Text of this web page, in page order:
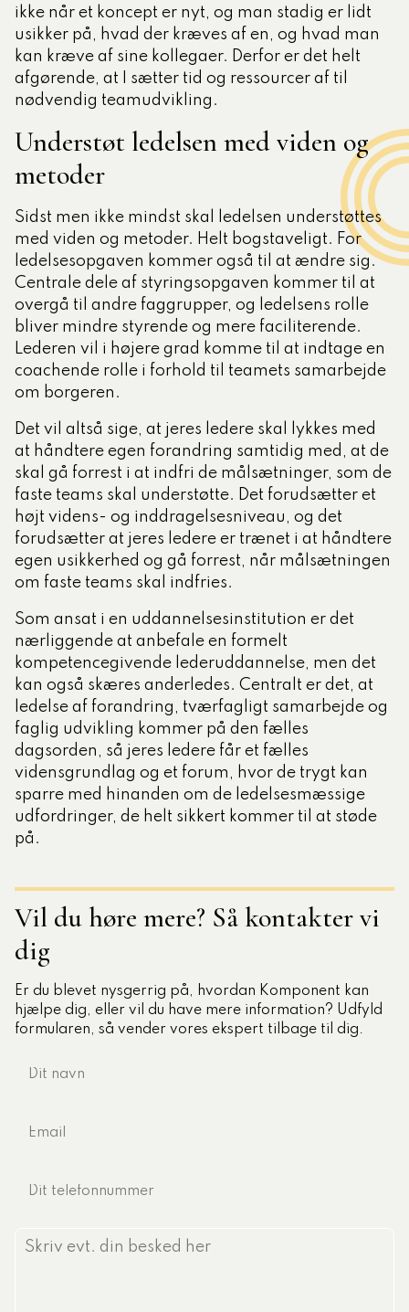
ikke når et koncept er nyt, og man stadig er lidt
usikker på, hvad der kræves af en, og hvad man
kan kræve af sine kollegaer. Derfor er det helt
afgørende, at I sætter tid og ressourcer af til
nødvendig teamudvikling.
Understøt ledelsen med viden og
metoder
Sidst men ikke mindst skal ledelsen understøttes
med viden og metoder. Helt bogstaveligt. For
ledelsesopgaven kommer også til at ændre sig.
Centrale dele af styringsopgaven kommer til at
overgå til andre faggrupper, og ledelsens rolle
bliver mindre styrende og mere faciliterende.
Lederen vil i højere grad komme til at indtage en
coachende rolle i forhold til teamets samarbejde
om borgeren.
Det vil altså sige, at jeres ledere skal lykkes med
at håndtere egen forandring samtidig med, at de
skal gå forrest i at indfri de målsætninger, som de
faste teams skal understøtte. Det forudsætter et
højt videns- og inddragelsesniveau, og det
forudsætter at jeres ledere er trænet i at håndtere
egen usikkerhed og gå forrest, når målsætningen
om faste teams skal indfries.
Som ansat i en uddannelsesinstitution er det
nærliggende at anbefale en formelt
kompetencegivende lederuddannelse, men det
kan også skæres anderledes. Centralt er det, at
ledelse af forandring, tværfagligt samarbejde og
faglig udvikling kommer på den fælles
dagsorden, så jeres ledere får et fælles
vidensgrundlag og et forum, hvor de trygt kan
sparre med hinanden om de ledelsesmæssige
udfordringer, de helt sikkert kommer til at støde
på.
Vil du høre mere? Så kontakter vi
dig
Er du blevet nysgerrig på, hvordan Komponent kan
hjælpe dig, eller vil du have mere information? Udfyld
formularen, så vender vores ekspert tilbage til dig.